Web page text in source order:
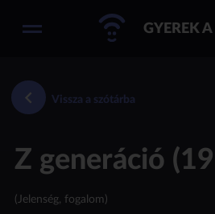
GYEREK A
Vissza a szótárba
Z generáció
(Jelenség, fogalom)